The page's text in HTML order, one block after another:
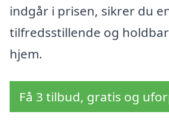
indgår i prisen, sikrer du
tilfredsstillende og
hjem.
Få 3 tilbud, gratis og